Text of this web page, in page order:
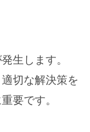
生します。
切な解決策を
要です。